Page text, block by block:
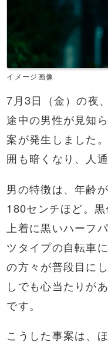
イメージ画像
7月3日（金）の夜
途中の男性が見知
案が発生しました
囲も暗くなり、人
男の特徴は、年齢
180センチほど。
上着に黒いハーフ
ツタイプの自転車
の方々が普段目に
しでも心当たりが
です。
こうした事案は、